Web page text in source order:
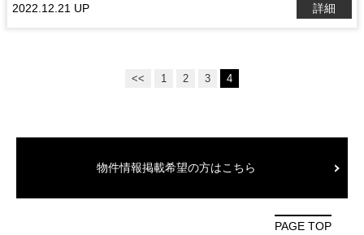
2022.12.21 UP 詳細
<< 1 2 3 4
物件情報掲載希望の方はこちら
PAGE TOP